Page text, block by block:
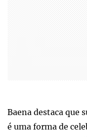
Baena destaca que
é uma forma de